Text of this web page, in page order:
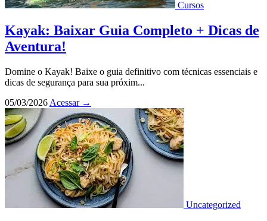
Cursos
Kayak: Baixar Guia Completo + Dicas de
Aventura!
Domine o Kayak! Baixe o guia definitivo com técnicas essenciais e
dicas de segurança para sua próxim...
05/03/2026 Acessar →
Uncategorized